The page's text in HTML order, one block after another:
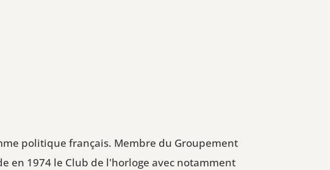
politique français. Membre du Groupement
en 1974 le Club de l'horloge avec notamment